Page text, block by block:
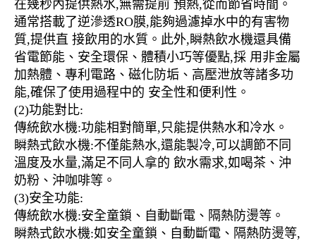
在幾秒內提供熱水,無需提前 預熱,從而節省時間。
通常搭載了逆滲透RO膜,能夠過濾掉水中的有害物
質,提供直 接飲用的水質。此外,瞬熱飲水機還具備
省電節能、安全環保、體積小巧等優點,採 用非金屬
加熱體、專利電路、磁化防垢、高壓泄放等諸多功
能,確保了使用過程中的 安全性和便利性。
(2)功能對比:
傳統飲水機:功能相對簡單,只能提供熱水和冷水。
瞬熱式飲水機:不僅能熱水,還能製冷,可以調節不同
溫度及水量,滿足不同人拿的 飲水需求,如喝茶、沖
奶粉、沖咖啡等。
(3)安全功能:
傳統飲水機:安全童鎖、自動斷電、隔熱防燙等。
瞬熱式飲水機:如安全童鎖、自動斷電、隔熱防燙等,